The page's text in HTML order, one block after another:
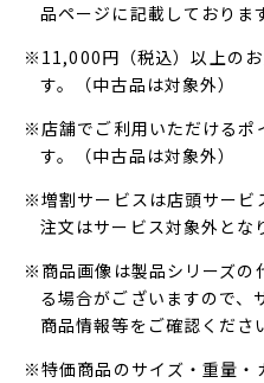
品ページに記載しておりま
※11,000円（税込）以上の
す。（中古品は対象外）
※店舗でご利用いただけるポ
す。（中古品は対象外）
※増割サービスは店頭サービ
注文はサービス対象外とな
※商品画像は製品シリーズの
る場合がございますので、
商品情報等をご確認くださ
※特価商品のサイズ・重量・